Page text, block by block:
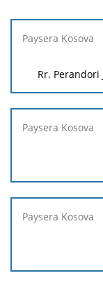
Paysera
Rr. Perandori